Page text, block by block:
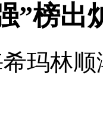
”榜出
玛林